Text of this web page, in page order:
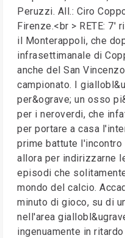
Peruzzi. All.: Ciro
Firenze.<br > RETE: 7'
il Monterappoli, che
infrasettimanale di
anche del San
campionato. I
per&ograve; un osso
per i neroverdi, che
per portare a casa
prime battute
allora per indirizzarne
episodi che
mondo del calcio.
minuto di gioco, su di
nell'area
ingenuamente in